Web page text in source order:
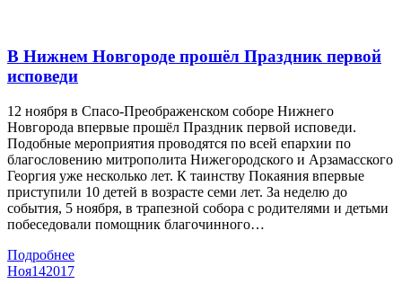
В Нижнем Новгороде прошёл Праздник первой
исповеди
12 ноября в Спасо-Преображенском соборе Нижнего
Новгорода впервые прошёл Праздник первой исповеди.
Подобные мероприятия проводятся по всей епархии по
благословению митрополита Нижегородского и Арзамасского
Георгия уже несколько лет. К таинству Покаяния впервые
приступили 10 детей в возрасте семи лет. За неделю до
события, 5 ноября, в трапезной собора с родителями и детьми
побеседовали помощник благочинного…
Подробнее
Ноя142017